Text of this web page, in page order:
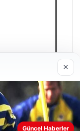
×
Güncel Haberler